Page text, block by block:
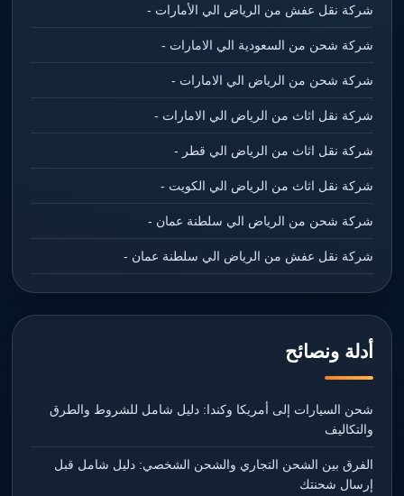
شركة نقل عفش من الرياض الي الأمارات -
شركة شحن من السعودية الي الامارات -
شركة شحن من الرياض الي الامارات -
شركة نقل اثاث من الرياض الي الامارات -
شركة نقل اثاث من الرياض الي قطر -
شركة نقل اثاث من الرياض الي الكويت -
شركة شحن من الرياض الي سلطنة عمان -
شركة نقل عفش من الرياض الي سلطنة عمان -
أدلة ونصائح
شحن السيارات إلى أمريكا وكندا: دليل شامل للشروط والطرق
والتكاليف
الفرق بين الشحن التجاري والشحن الشخصي: دليل شامل قبل
إرسال شحنتك